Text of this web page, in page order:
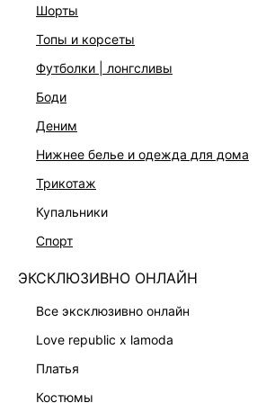
шорты
топы и корсеты
футболки | лонгсливы
боди
деним
нижнее белье и одежда для дома
трикотаж
купальники
спорт
ЭКСКЛЮЗИВНО ОНЛАЙН
все эксклюзивно онлайн
love republic x lamoda
платья
костюмы
Длина мини
Застежка на скрытую молнию
Два цвета: темно-коричневый и масло
стандартному размеру
ДОСТАВКА И ВОЗВРАТ